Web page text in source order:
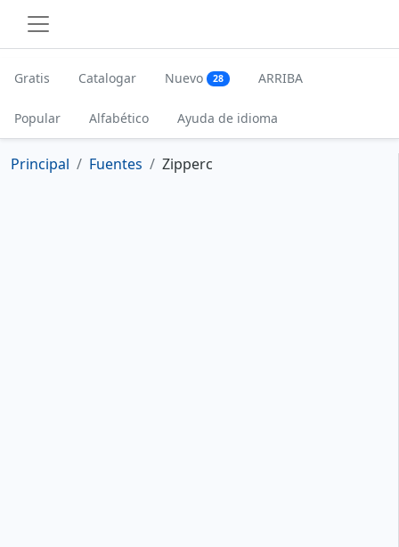
Gratis Catalogar Nuevo 28 ARRIBA
Popular Alfabético Ayuda de idioma
Principal Fuentes Zipperc